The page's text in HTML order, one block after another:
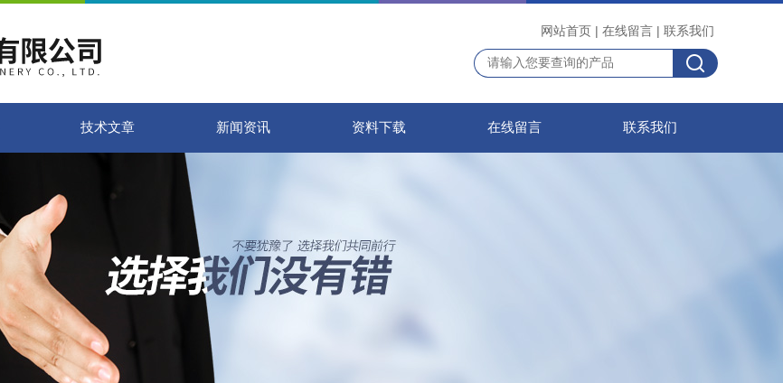
网站首页 | 在线留言 | 联系我们
技术文章 新闻资讯 资料下载 在线留言 联系我们